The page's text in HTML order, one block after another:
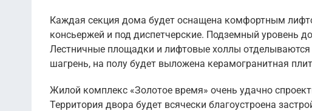
Каждая секция дома будет оснащена комфортным
консьержей и под диспетчерские. Подземный уровень
Лестничные площадки и лифтовые холлы отделываются
шагрень, на полу будет выложена керамогранитная
Жилой комплекс «Золотое время» очень удачно
Территория двора будет всячески благоустроена